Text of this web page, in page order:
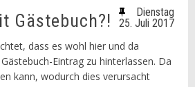
Dienstag
25. Juli 2017
Gästebuch?!
dass es wohl hier und da
Eintrag zu hinterlassen. Da
kann, wodurch dies verursacht